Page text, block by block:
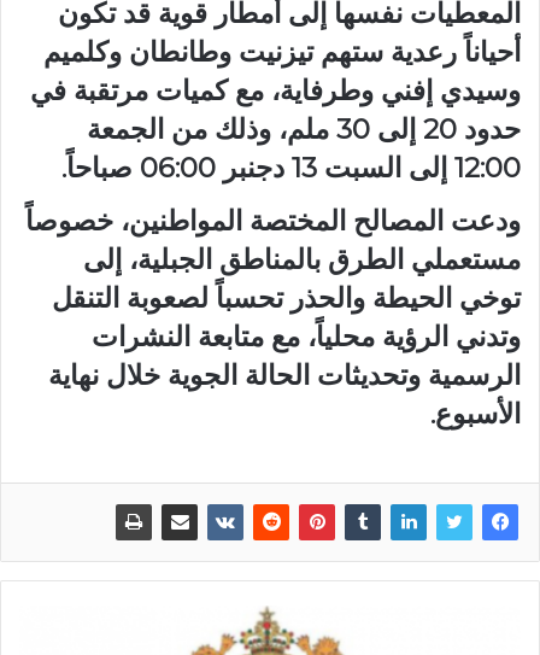
المعطيات نفسها إلى أمطار قوية قد تكون
أحياناً رعدية ستهم تيزنيت وطانطان وكلميم
وسيدي إفني وطرفاية، مع كميات مرتقبة في
حدود 20 إلى 30 ملم، وذلك من الجمعة
12:00 إلى السبت 13 دجنبر 06:00 صباحاً.
ودعت المصالح المختصة المواطنين، خصوصاً
مستعملي الطرق بالمناطق الجبلية، إلى
توخي الحيطة والحذر تحسباً لصعوبة التنقل
وتدني الرؤية محلياً، مع متابعة النشرات
الرسمية وتحديثات الحالة الجوية خلال نهاية
الأسبوع.